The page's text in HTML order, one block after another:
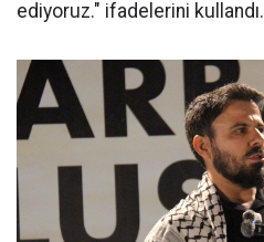
ediyoruz." ifadelerini kullandı.